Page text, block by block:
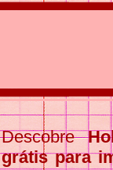
Descobre
grátis para